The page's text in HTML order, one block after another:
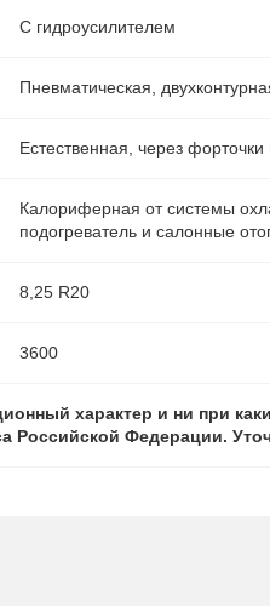
С гидроусилителем
Пневматическая,
Естественная, через
Калориферная от системы
подогреватель и салонные
8,25 R20
3600
характер и ни при
Российской Федерации.